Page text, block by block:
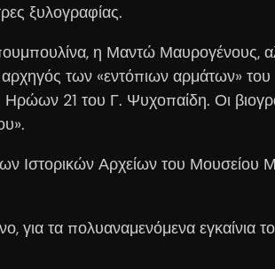
ξυλογραφίας.
η Μαντώ Μαυρογένους,
των «εντόπιων αρμάτων» του
21 του Γ. Ψυχοπαίδη. Οι
Ιστορικών Αρχείων του Μουσείου
τα πολυαναμενόμενα εγκαίνια